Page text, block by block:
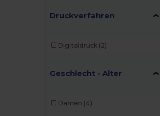
Druckverfahren
Digitaldruck (2)
Geschlecht - Alter
Damen (4)